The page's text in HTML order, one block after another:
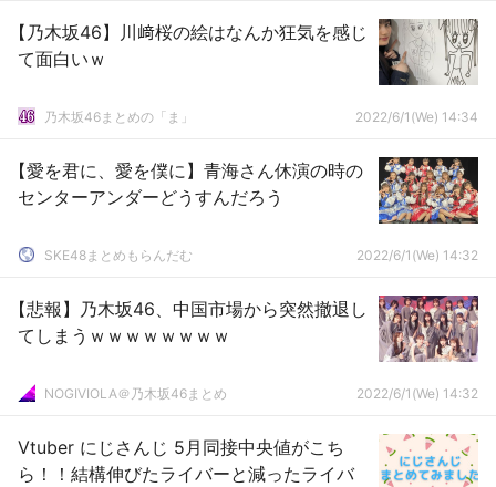
【乃木坂46】川﨑桜の絵はなんか狂気を感じ
て面白いｗ
乃木坂46まとめの「ま」 2022/6/1(We) 14:34
【愛を君に、愛を僕に】青海さん休演の時の
センターアンダーどうすんだろう
SKE48まとめもらんだむ 2022/6/1(We) 14:32
【悲報】乃木坂46、中国市場から突然撤退し
てしまうｗｗｗｗｗｗｗｗ
NOGIVIOLA＠乃木坂46まとめ 2022/6/1(We) 14:32
Vtuber にじさんじ 5月同接中央値がこち
ら！！結構伸びたライバーと減ったライバ